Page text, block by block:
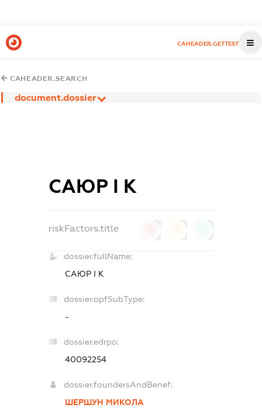
CAHEADER.GETTEST
CAHEADER.SEARCH
document.dossier
САЮР І К
riskFactors.title
dossier.fullName:
САЮР І К
dossier.opfSubType:
-
dossier.edrpo:
40092254
dossier.foundersAndBenef:
ШЕРШУН МИКОЛА